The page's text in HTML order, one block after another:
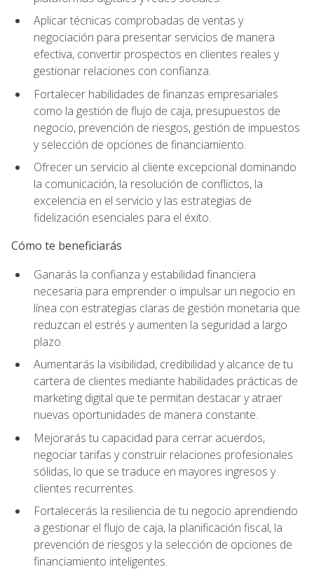
Aplicar técnicas comprobadas de ventas y
negociación para presentar servicios de manera
efectiva, convertir prospectos en clientes reales y
gestionar relaciones con confianza.
Fortalecer habilidades de finanzas empresariales
como la gestión de flujo de caja, presupuestos de
negocio, prevención de riesgos, gestión de impuestos
y selección de opciones de financiamiento.
Ofrecer un servicio al cliente excepcional dominando
la comunicación, la resolución de conflictos, la
excelencia en el servicio y las estrategias de
fidelización esenciales para el éxito.
Cómo te beneficiarás
Ganarás la confianza y estabilidad financiera
necesaria para emprender o impulsar un negocio en
línea con estrategias claras de gestión monetaria que
reduzcan el estrés y aumenten la seguridad a largo
plazo.
Aumentarás la visibilidad, credibilidad y alcance de tu
cartera de clientes mediante habilidades prácticas de
marketing digital que te permitan destacar y atraer
nuevas oportunidades de manera constante.
Mejorarás tu capacidad para cerrar acuerdos,
negociar tarifas y construir relaciones profesionales
sólidas, lo que se traduce en mayores ingresos y
clientes recurrentes.
Fortalecerás la resiliencia de tu negocio aprendiendo
a gestionar el flujo de caja, la planificación fiscal, la
prevención de riesgos y la selección de opciones de
financiamiento inteligentes.